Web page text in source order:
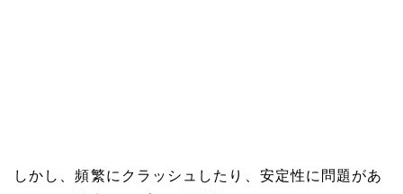
しかし、頻繁にクラッシュしたり、安定性に問題があ